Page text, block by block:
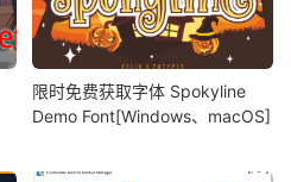
限时免费获取字体 Spokyline
Demo Font[Windows、macOS]